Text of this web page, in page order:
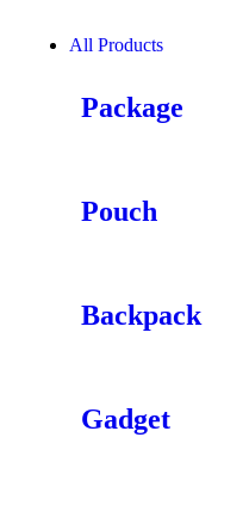
All Products
Package
Pouch
Backpack
Gadget